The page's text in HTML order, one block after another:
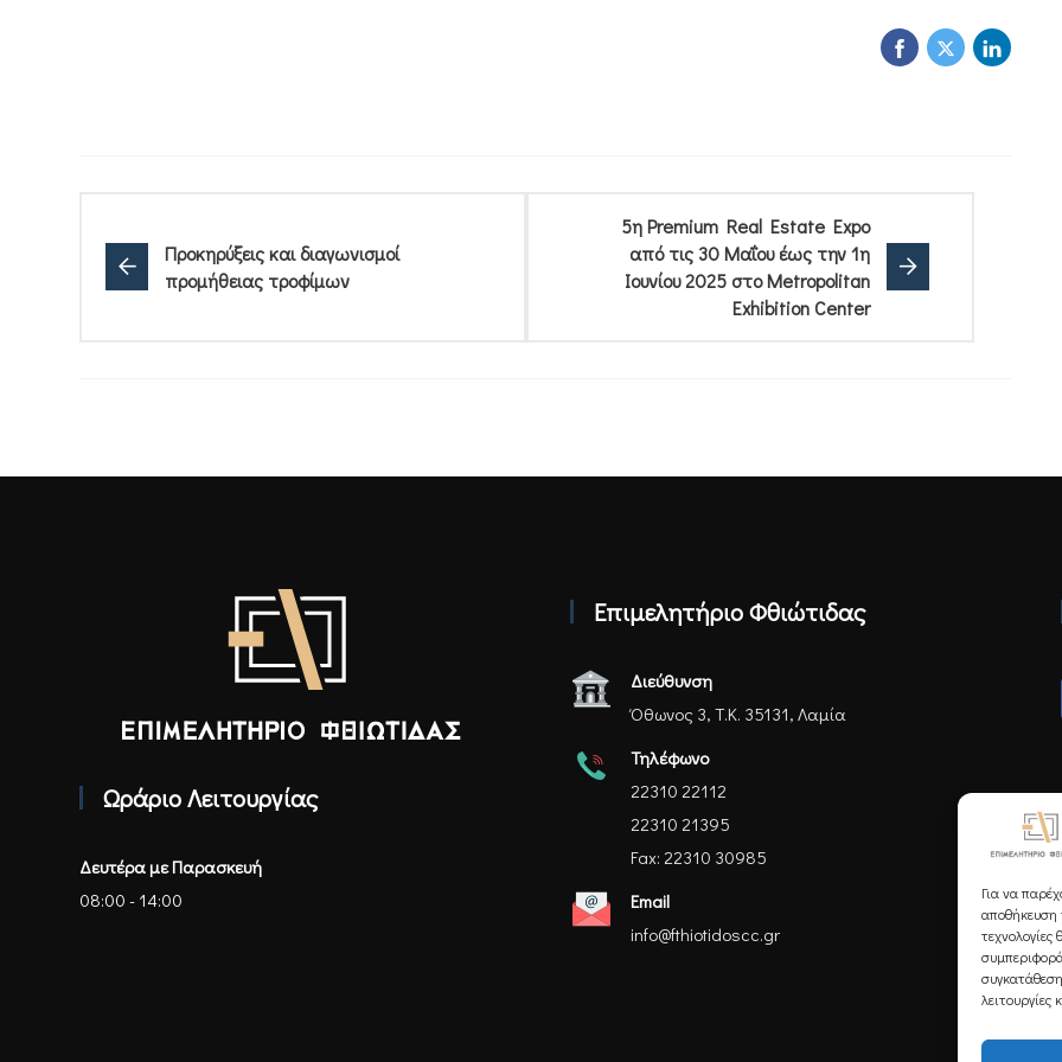
Για να
αποθήκευση
λειτουργίες
Προκηρύξεις και διαγωνισμοί
προμήθειας τροφίμων
5η Premium Real Estate Expo
από τις 30 Μαΐου έως την 1η
Ιουνίου 2025 στο Metropolitan
Exhibition Center
Ωράριο Λειτουργίας
Δευτέρα με Παρασκευή
08:00 - 14:00
Επιμελητήριο Φθιώτιδας
Διεύθυνση
Όθωνος 3, Τ.Κ. 35131, Λαμία
Τηλέφωνο
22310 22112
22310 21395
Fax: 22310 30985
Email
info@fthiotidoscc.gr